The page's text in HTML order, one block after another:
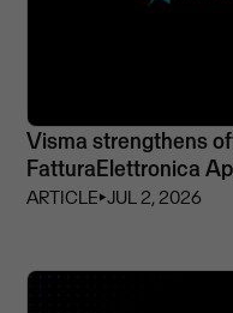
Visma strengthens
FatturaElettronica
ARTICLE⏵JUL 2, 2026